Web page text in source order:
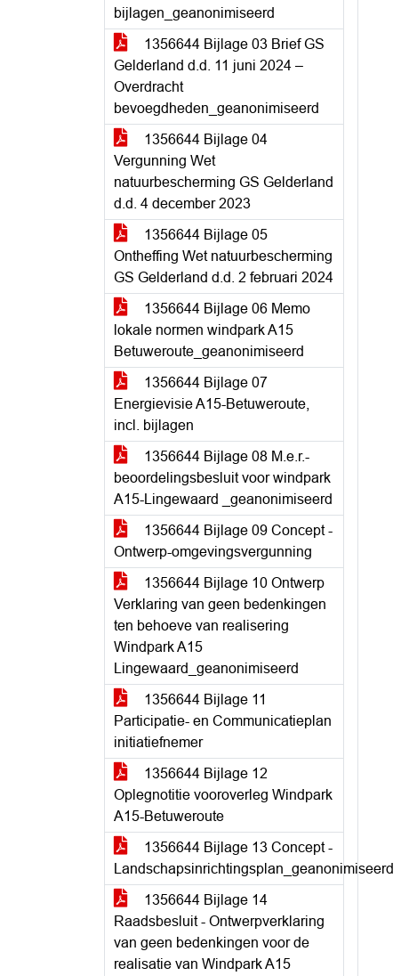
bijlagen_geanonimiseerd
1356644 Bijlage 03 Brief GS
Gelderland d.d. 11 juni 2024 –
Overdracht
bevoegdheden_geanonimiseerd
1356644 Bijlage 04
Vergunning Wet
natuurbescherming GS Gelderland
d.d. 4 december 2023
1356644 Bijlage 05
Ontheffing Wet natuurbescherming
GS Gelderland d.d. 2 februari 2024
1356644 Bijlage 06 Memo
lokale normen windpark A15
Betuweroute_geanonimiseerd
1356644 Bijlage 07
Energievisie A15-Betuweroute,
incl. bijlagen
1356644 Bijlage 08 M.e.r.-
beoordelingsbesluit voor windpark
A15-Lingewaard _geanonimiseerd
1356644 Bijlage 09 Concept -
Ontwerp-omgevingsvergunning
1356644 Bijlage 10 Ontwerp
Verklaring van geen bedenkingen
ten behoeve van realisering
Windpark A15
Lingewaard_geanonimiseerd
1356644 Bijlage 11
Participatie- en Communicatieplan
initiatiefnemer
1356644 Bijlage 12
Oplegnotitie vooroverleg Windpark
A15-Betuweroute
1356644 Bijlage 13 Concept -
Landschapsinrichtingsplan_geanonimiseerd
1356644 Bijlage 14
Raadsbesluit - Ontwerpverklaring
van geen bedenkingen voor de
realisatie van Windpark A15